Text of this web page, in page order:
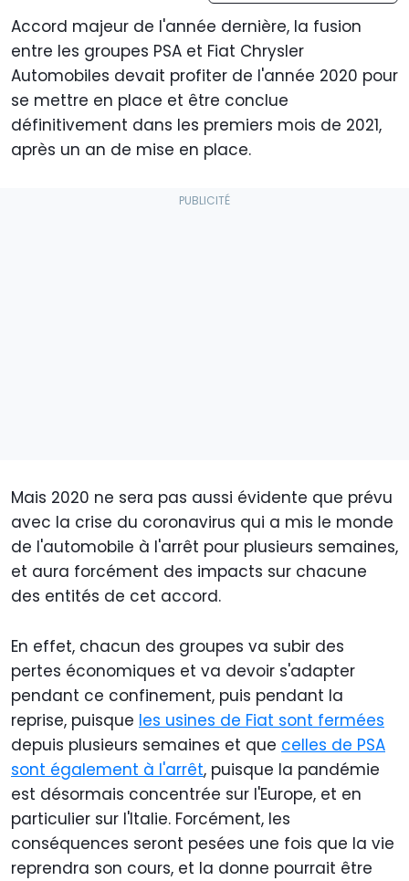
Accord majeur de l'année dernière, la fusion
entre les groupes PSA et Fiat Chrysler
Automobiles devait profiter de l'année 2020 pour
se mettre en place et être conclue
définitivement dans les premiers mois de 2021,
après un an de mise en place.
Mais 2020 ne sera pas aussi évidente que prévu
avec la crise du coronavirus qui a mis le monde
de l'automobile à l'arrêt pour plusieurs semaines,
et aura forcément des impacts sur chacune
des entités de cet accord.
En effet, chacun des groupes va subir des
pertes économiques et va devoir s'adapter
pendant ce confinement, puis pendant la
reprise, puisque les usines de Fiat sont fermées
depuis plusieurs semaines et que celles de PSA
sont également à l'arrêt, puisque la pandémie
est désormais concentrée sur l'Europe, et en
particulier sur l'Italie. Forcément, les
conséquences seront pesées une fois que la vie
reprendra son cours, et la donne pourrait être